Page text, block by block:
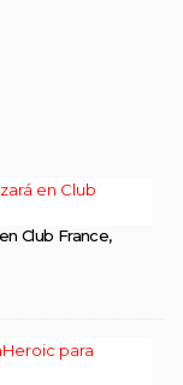
Club France,